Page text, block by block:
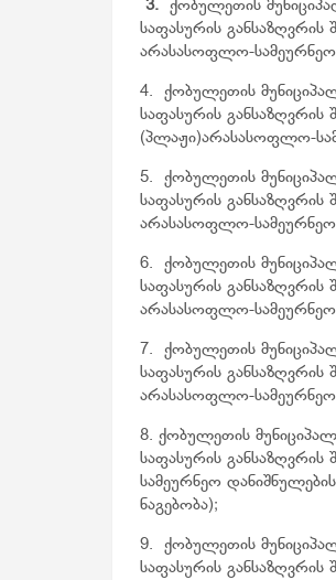
3. ქობულეთის
საფასურის განსაზღვრის
არასასოფლო-სამეურნეო
4. ქობულეთის
საფასურის განსაზღვრის
(პლაჟი)არასასოფლო-
5. ქობულეთის
საფასურის განსაზღვრის
არასასოფლო-სამეურნეო
6. ქობულეთის
საფასურის
არასასოფლო-სამეურნეო
7. ქობულეთის
საფასურის განსაზღვრის
არასასოფლო-სამეურნეო
8. ქობულეთის
საფასურის
სამეურნეო
ნაგებობა);
9. ქობულეთის
საფასურის